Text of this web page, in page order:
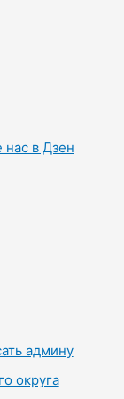
нас в Дзен
админу
округа